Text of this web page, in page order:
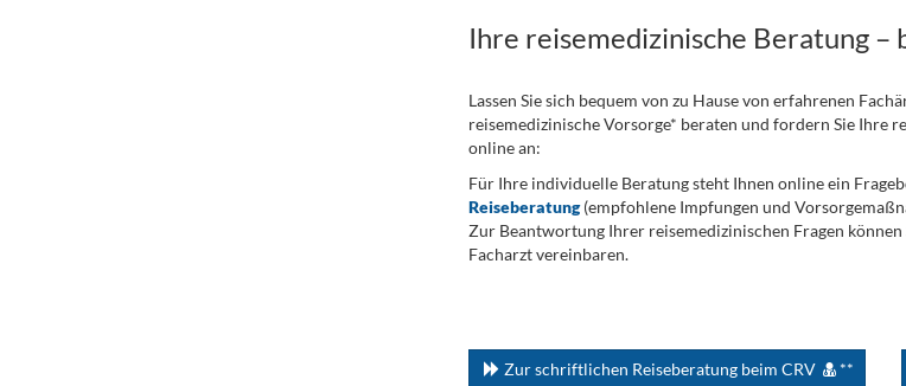
Ihre reisemedizinische Beratung –
Lassen Sie sich bequem von zu Hause von erfahrenen
reisemedizinische Vorsorge* beraten und fordern Sie Ihre
online an:
Für Ihre individuelle Beratung steht Ihnen online ein
Reiseberatung(empfohlene Impfungen und
Zur Beantwortung Ihrer reisemedizinischen Fragen können
Facharzt vereinbaren.
Zur schriftlichen Reiseberatung beim CRV **